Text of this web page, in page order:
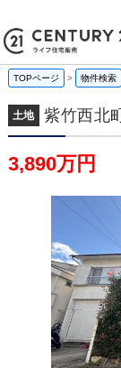
TOPページ 物件検索
土地 紫竹西北町
3,890万円